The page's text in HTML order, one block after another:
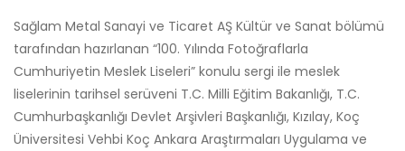
Sağlam Metal Sanayi ve Ticaret AŞ Kültür ve Sanat bölümü
tarafından hazırlanan “100. Yılında Fotoğraflarla
Cumhuriyetin Meslek Liseleri” konulu sergi ile meslek
liselerinin tarihsel serüveni T.C. Milli Eğitim Bakanlığı, T.C.
Cumhurbaşkanlığı Devlet Arşivleri Başkanlığı, Kızılay, Koç
Üniversitesi Vehbi Koç Ankara Araştırmaları Uygulama ve